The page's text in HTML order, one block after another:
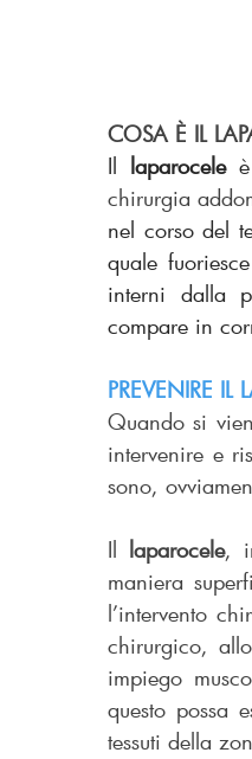
COSA È IL
Il laparocele
chirurgia
nel corso del
quale
interni dalla
compare in
PREVENIRE IL
Quando si
intervenire e
sono,
Il laparocele,
maniera
l’intervento
chirurgico,
impiego
questo possa
tessuti della